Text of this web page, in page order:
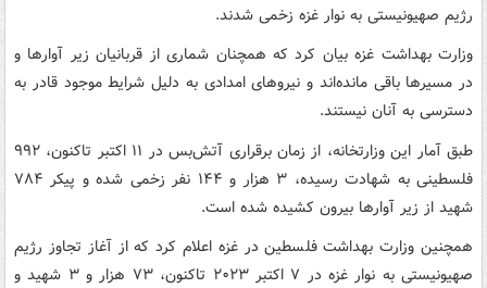
رژیم صهیونیستی به نوار غزه زخمی شدند.
وزارت بهداشت غزه بیان کرد که همچنان شماری از قربانیان زیر آوارها و
در مسیرها باقی مانده‌اند و نیروهای امدادی به دلیل شرایط موجود قادر به
دسترسی به آنان نیستند.
طبق آمار این وزارتخانه، از زمان برقراری آتش‌بس در ۱۱ اکتبر تاکنون، ۹۹۲
فلسطینی به شهادت رسیده، ۳ هزار و ۱۴۴ نفر زخمی شده و پیکر ۷۸۴
شهید از زیر آوارها بیرون کشیده شده است.
همچنین وزارت بهداشت فلسطین در غزه اعلام کرد که از آغاز تجاوز رژیم
صهیونیستی به نوار غزه در ۷ اکتبر ۲۰۲۳ تاکنون، ۷۳ هزار و ۳ شهید و